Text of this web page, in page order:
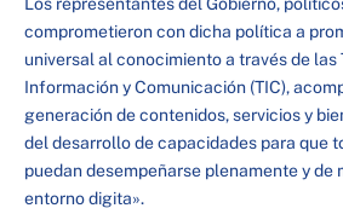
comprometieron con dicha política a
universal al conocimiento a través de las
Información y Comunicación (TIC),
generación de contenidos, servicios y
del desarrollo de capacidades para que
puedan desempeñarse plenamente y de
entorno digita».